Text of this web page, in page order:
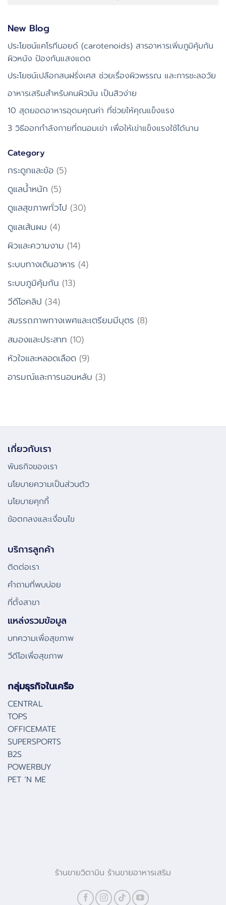
New Blog
ประโยชน์แคโรทีนอยด์ (carotenoids) สารอาหารเพิ่มภูมิคุ้มกัน
ผิวหนัง ป้องกันแสงแดด
ประโยชน์เปลือกสนฝรั่งเศส ช่วยเรื่องผิวพรรณ และการชะลอวัย
อาหารเสริมสำหรับคนผิวมัน เป็นสิวง่าย
10 สุดยอดอาหารอุดมคุณค่า ที่ช่วยให้คุณแข็งแรง
3 วิธีออกกำลังกายที่ถนอมเข่า เพื่อให้เข่าแข็งแรงใช้ได้นาน
Category
กระดูกและข้อ (5)
ดูแลน้ำหนัก (5)
ดูแลสุขภาพทั่วไป (30)
ดูแลเส้นผม (4)
ผิวและความงาม (14)
ระบบทางเดินอาหาร (4)
ระบบภูมิคุ้มกัน (13)
วีดีโอคลิป (34)
สมรรถภาพทางเพศและเตรียมมีบุตร (8)
สมองและประสาท (10)
หัวใจและหลอดเลือด (9)
อารมณ์และการนอนหลับ (3)
เกี่ยวกับเรา
พันธกิจของเรา
นโยบายความเป็นส่วนตัว
นโยบายคุกกี้
ข้อตกลงและเงื่อนไข
บริการลูกค้า
ติดต่อเรา
คําถามที่พบบ่อย
ที่ตั้งสาขา
แหล่งรวมข้อมูล
บทความเพื่อสุขภาพ
วีดีโอเพื่อสุขภาพ
กลุ่มธุรกิจในเครือ
CENTRAL
TOPS
OFFICEMATE
SUPERSPORTS
B2S
POWERBUY
PET ‘N ME
ร้านขายวิตามิน ร้านขายอาหารเสริม